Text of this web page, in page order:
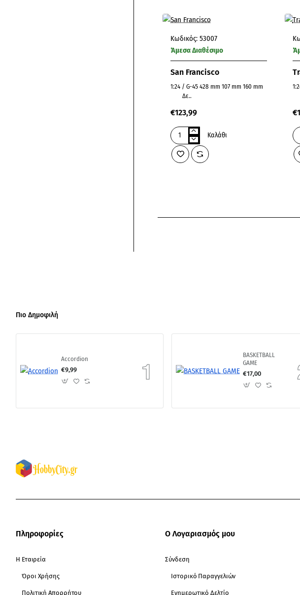
Κωδικός: 53007
Άμεσα Διαθέσιμο
San Francisco
1:24 / G-45 428 mm 107 mm 160 mm
Δε..
€123,99
San
Francisco
Καλάθι
1:24 /
Πιο Δημοφιλή
Accordion
€9,99
BASKETBALL
GAME
€17,00
Πληροφορίες
Η Εταιρεία
Όροι Χρήσης
Πολιτική Απορρήτου
Ο Λογαριασμός μου
Σύνδεση
Ιστορικό Παραγγελιών
Ενημερωτικό Δελτίο